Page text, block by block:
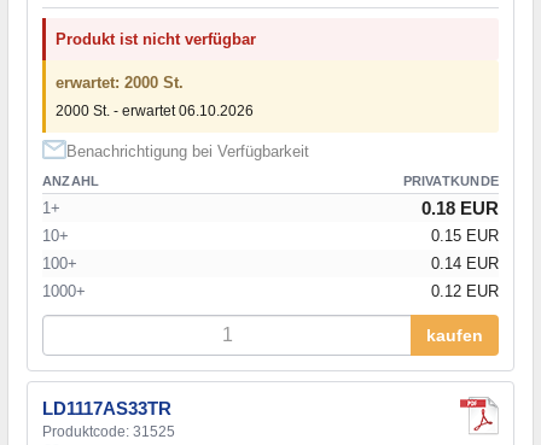
Produkt ist nicht verfügbar
erwartet: 2000 St.
2000 St. - erwartet 06.10.2026
Benachrichtigung bei Verfügbarkeit
ANZAHL PRIVATKUNDE
1+ 0.18 EUR
10+
0.15 EUR
100+
0.14 EUR
1000+
0.12 EUR
kaufen
LD1117AS33TR
Produktcode: 31525